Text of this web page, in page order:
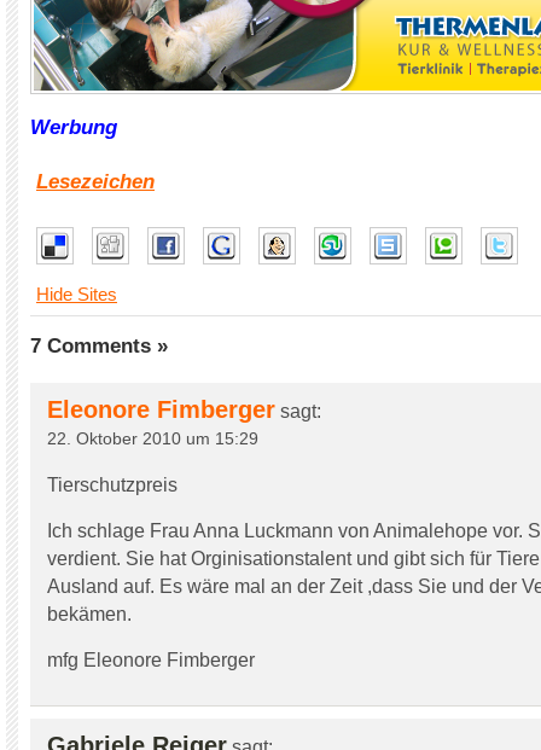
Werbung
Lesezeichen
Hide Sites
7 Comments »
Eleonore Fimberger sagt:
22. Oktober 2010 um 15:29
Tierschutzpreis
Ich schlage Frau Anna Luckmann von Animalehope vor.
verdient. Sie hat Orginisationstalent und gibt sich für
Ausland auf. Es wäre mal an der Zeit ,dass Sie und der
bekämen.
mfg Eleonore Fimberger